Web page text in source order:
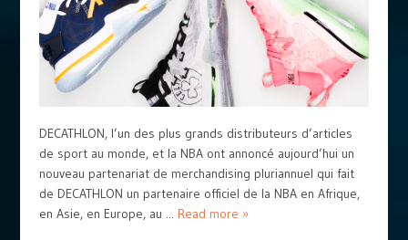
DECATHLON, l’un des plus grands distributeurs d’articles
de sport au monde, et la NBA ont annoncé aujourd’hui un
nouveau partenariat de merchandising pluriannuel qui fait
de DECATHLON un partenaire officiel de la NBA en Afrique,
en Asie, en Europe, au ... Read more »